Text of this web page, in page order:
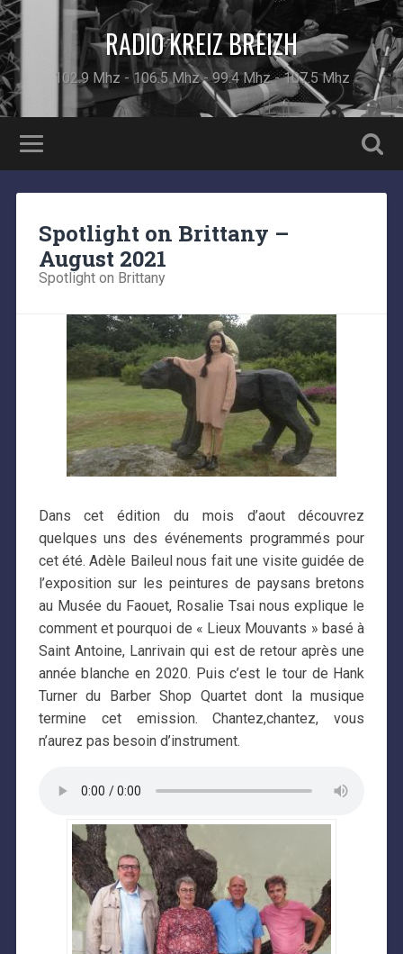
RADIO KREIZ BREIZH
102.9 Mhz - 106.5 Mhz - 99.4 Mhz - 107.5 Mhz
Spotlight on Brittany –
August 2021
Spotlight on Brittany
Dans cet édition du mois d’aout découvrez
quelques uns des événements programmés pour
cet été. Adèle Baileul nous fait une visite guidée de
l’exposition sur les peintures de paysans bretons
au Musée du Faouet, Rosalie Tsai nous explique le
comment et pourquoi de « Lieux Mouvants » basé à
Saint Antoine, Lanrivain qui est de retour après une
année blanche en 2020. Puis c’est le tour de Hank
Turner du Barber Shop Quartet dont la musique
termine cet emission. Chantez,chantez, vous
n’aurez pas besoin d’instrument.